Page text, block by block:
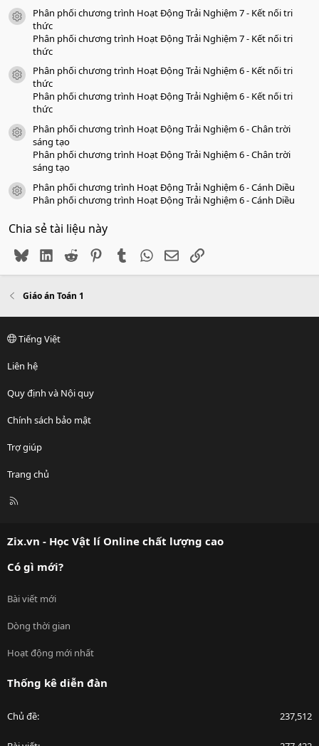
icon tài liệu
Phân phối chương trình Hoạt Động Trải Nghiệm 7 - Kết nối tri
thức
Phân phối chương trình Hoạt Động Trải Nghiệm 7 - Kết nối tri
thức
icon tài liệu
Phân phối chương trình Hoạt Động Trải Nghiệm 6 - Kết nối tri
thức
Phân phối chương trình Hoạt Động Trải Nghiệm 6 - Kết nối tri
thức
icon tài liệu
Phân phối chương trình Hoạt Động Trải Nghiệm 6 - Chân trời
sáng tạo
Phân phối chương trình Hoạt Động Trải Nghiệm 6 - Chân trời
sáng tạo
icon tài liệu
Phân phối chương trình Hoạt Động Trải Nghiệm 6 - Cánh Diều
Phân phối chương trình Hoạt Động Trải Nghiệm 6 - Cánh Diều
Chia sẻ tài liệu này
BlueskyLinkedIn
Reddit PinterestTumblr WhatsApp
EmailLink
Giáo án Toán 1
Tiếng Việt
Liên hệ
Quy định và Nội quy
Chính sách bảo mật
Trợ giúp
Trang chủ
R
Zix.vn - Học Vật lí Online chất lượng cao
Có gì mới?
Bài viết mới
Dòng thời gian
Hoạt động mới nhất
Thống kê diễn đàn
Chủ đề 237,512